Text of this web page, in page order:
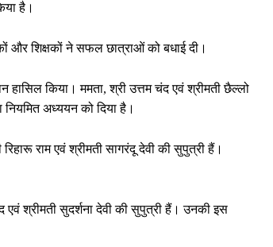
है।
और शिक्षकों ने सफल छात्राओं को बधाई दी।
हासिल किया। ममता, श्री उत्तम चंद एवं श्रीमती छैल्लो
नियमित अध्ययन को दिया है।
राम एवं श्रीमती सागरंदू देवी की सुपुत्री हैं।
श्रीमती सुदर्शना देवी की सुपुत्री हैं। उनकी इस